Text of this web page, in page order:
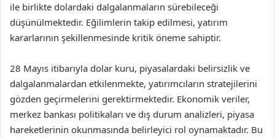
ile birlikte dolardaki dalgalanmaların sürebileceği
düşünülmektedir. Eğilimlerin takip edilmesi, yatırım
kararlarının şekillenmesinde kritik öneme sahiptir.
28 Mayıs itibarıyla dolar kuru, piyasalardaki belirsizlik ve
dalgalanmalardan etkilenmekte, yatırımcıların stratejilerini
gözden geçirmelerini gerektirmektedir. Ekonomik veriler,
merkez bankası politikaları ve dış durum analizleri, piyasa
hareketlerinin okunmasında belirleyici rol oynamaktadır. Bu